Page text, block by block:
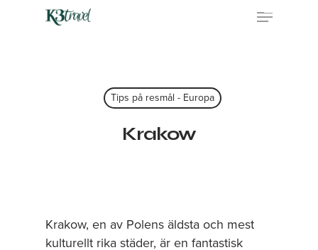
Menu
Tips på resmål - Europa
Krakow
Krakow, en av Polens äldsta och mest
kulturellt rika städer, är en fantastisk